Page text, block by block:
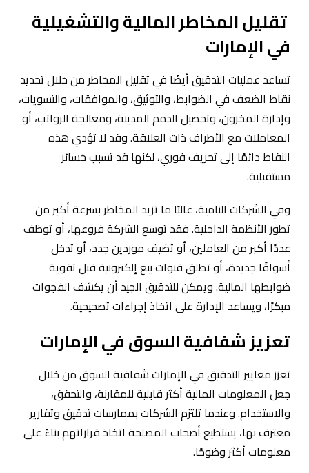
تقليل المخاطر المالية والتشغيلية
في الإمارات
تساعد عمليات التدقيق أيضًا في تقليل المخاطر من خلال تحديد
نقاط الضعف في الضوابط، والتوثيق، والموافقات، والتسويات،
وإدارة المخزون، وتحصيل الذمم المدينة، ومعالجة الرواتب، أو
المعاملات مع الأطراف ذات العلاقة. وقد لا تؤدي هذه
النقاط دائمًا إلى تحريف فوري، لكنها قد تسبب خسائر
مستقبلية.
وفي الشركات النامية، غالبًا ما تزيد المخاطر بسرعة أكبر من
تطور الأنظمة الداخلية. فقد توسع الشركة فروعها، أو توظف
عددًا أكبر من العاملين، أو تضيف موردين جدد، أو تدخل
أسواقًا جديدة، أو تطلق قنوات بيع إلكترونية قبل تقوية
ضوابطها المالية. ويمكن للتدقيق الجيد أن يكشف الفجوات
مبكرًا، ويساعد الإدارة على اتخاذ إجراءات تصحيحية.
تعزيز شفافية السوق في الإمارات
تعزز معايير التدقيق في الإمارات شفافية السوق من خلال
جعل المعلومات المالية أكثر قابلية للمقارنة، والتحقق،
والاستخدام. وعندما تلتزم الشركات بممارسات تدقيق وتقارير
معترف بها، يستطيع أصحاب المصلحة اتخاذ قراراتهم بناءً على
معلومات أكثر وضوحًا.